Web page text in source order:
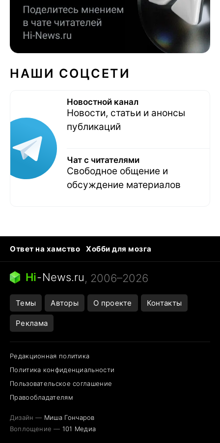
НАШИ СОЦСЕТИ
Новостной канал
Новости, статьи и анонсы
публикаций
Чат с читателями
Свободное общение и
обсуждение материалов
Ответ на хамство
Хобби для мозга
Бензин 100 и 95
Тунцы в океанариуме
Следующая пандемия
Hi-News.ru, 2006–2026
Темы Авторы О проекте Контакты
Реклама
Редакционная политика
Политика конфиденциальности
Пользовательское соглашение
Правообладателям
Дизайн — Миша Гончаров
Воплощение — 101 Медиа